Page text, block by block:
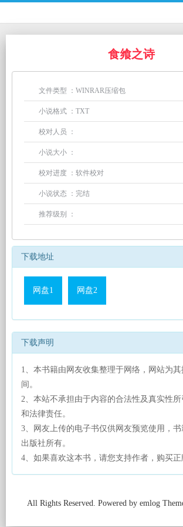
食飨之诗
文件类型 ：WINRAR压缩包
小说格式 ：TXT
校对人员 ：
小说大小 ：
校对进度 ：软件校对
小说状态 ：完结
推荐级别 ：
下载地址
网盘1 网盘2
下载声明
1、本书籍由网友收集整理于网络，网站为
间。
2、本站不承担由于内容的合法性及真实性
和法律责任。
3、网友上传的电子书仅供网友预览使用，
出版社所有。
4、如果喜欢这本书，请您支持作者，购买正
All Rights Reserved. Powered by emlog